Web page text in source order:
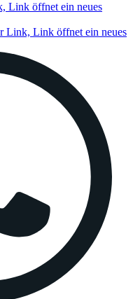
Link öffnet ein neues
Link, Link öffnet ein neues